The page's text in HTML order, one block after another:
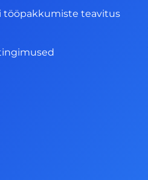
tööpakkumiste teavitus